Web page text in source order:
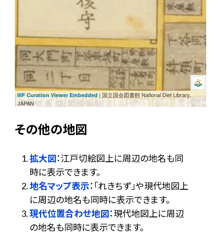
IIIF Curation Viewer Embedded | 国立国会図書館 National Diet Library,
JAPAN
その他の地図
拡大図：江戸切絵図上に周辺の地名も同
時に表示できます。
地名マップ表示：「れきちず」や現代地図上
に周辺の地名も同時に表示できます。
現代位置合わせ地図：現代地図上に周辺
の地名も同時に表示できます。